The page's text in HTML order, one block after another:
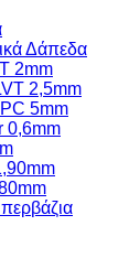
Δάπεδα
2mm
2,5mm
5mm
0,6mm